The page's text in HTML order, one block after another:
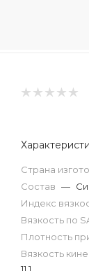
Страна
Состав —
Индекс
Вязкость по
Плотность
Вязкость